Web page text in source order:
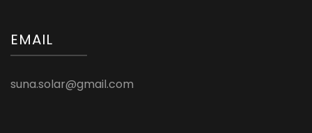
EMAIL
suna.solar@gmail.com